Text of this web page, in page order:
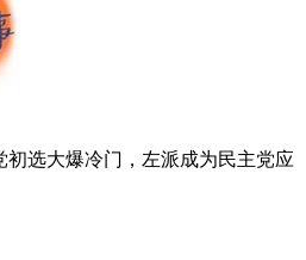
初选大爆冷门，左派成为民主党应